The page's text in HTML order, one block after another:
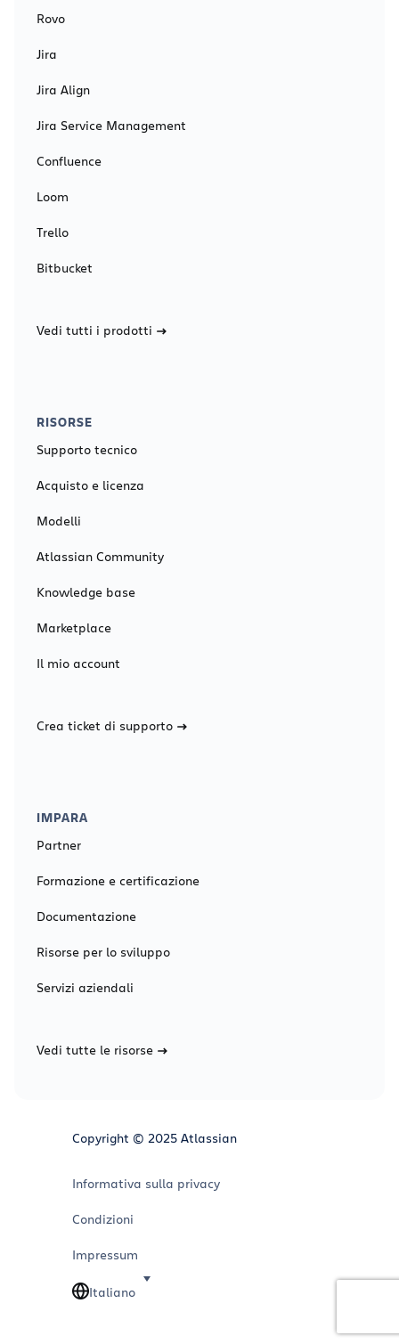
Rovo
Jira
Jira Align
Jira Service Management
Confluence
Loom
Trello
Bitbucket
Vedi tutti i prodotti
RISORSE
Supporto tecnico
Acquisto e licenza
Modelli
Atlassian Community
Knowledge base
Marketplace
Il mio account
Crea ticket di supporto
IMPARA
Partner
Formazione e certificazione
Documentazione
Risorse per lo sviluppo
Servizi aziendali
Vedi tutte le risorse
Copyright © 2025 Atlassian
Informativa sulla privacy
Condizioni
Impressum